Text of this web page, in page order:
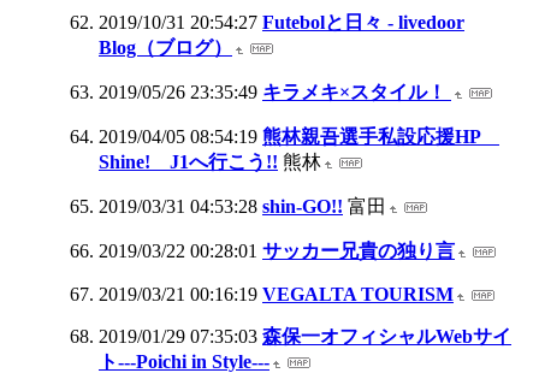
2019/10/31 20:54:27 Futebolと日々 - livedoor
Blog（ブログ）
2019/05/26 23:35:49 キラメキ×スタイル！
2019/04/05 08:54:19 熊林親吾選手私設応援HP
Shine! J1へ行こう!! 熊林
2019/03/31 04:53:28 shin-GO!! 富田
2019/03/22 00:28:01 サッカー兄貴の独り言
2019/03/21 00:16:19 VEGALTA TOURISM
2019/01/29 07:35:03 森保一オフィシャルWebサイ
ト---Poichi in Style---